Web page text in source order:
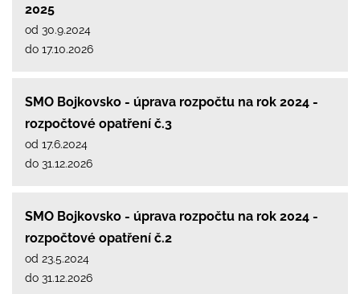
2025
od 30.9.2024
do 17.10.2026
SMO Bojkovsko - úprava rozpočtu na rok 2024 -
rozpočtové opatření č.3
od 17.6.2024
do 31.12.2026
SMO Bojkovsko - úprava rozpočtu na rok 2024 -
rozpočtové opatření č.2
od 23.5.2024
do 31.12.2026